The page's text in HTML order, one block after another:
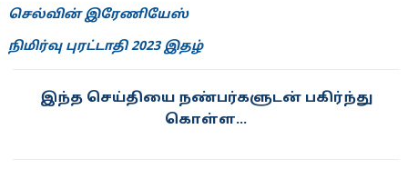
செல்வின் இரேணியேஸ்
நிமிர்வு புரட்டாதி 2023 இதழ்
இந்த செய்தியை நண்பர்களுடன் பகிர்ந்து
கொள்ள...